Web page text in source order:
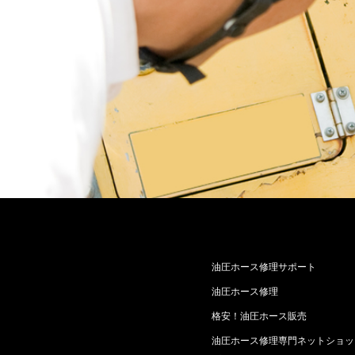
油圧ホース修理サポート
油圧ホース修理
格安！油圧ホース販売
油圧ホース修理専門ネットショッ